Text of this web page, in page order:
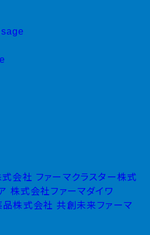
式会社 ファーマクラスター株式
株式会社ファーマダイワ
品株式会社 共創未来ファーマ